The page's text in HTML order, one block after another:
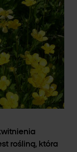
rośliną, która